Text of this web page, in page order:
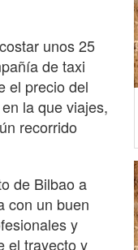
unos 25
de taxi
el precio del
la que viajes,
recorrido
de Bilbao a
con un buen
y
el trayecto y